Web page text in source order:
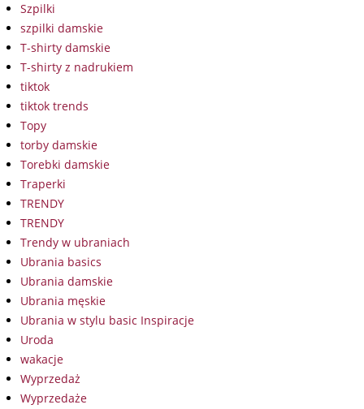
Szpilki
szpilki damskie
T-shirty damskie
T-shirty z nadrukiem
tiktok
tiktok trends
Topy
torby damskie
Torebki damskie
Traperki
TRENDY
TRENDY
Trendy w ubraniach
Ubrania basics
Ubrania damskie
Ubrania męskie
Ubrania w stylu basic Inspiracje
Uroda
wakacje
Wyprzedaż
Wyprzedaże